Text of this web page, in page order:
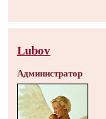
Lubov
Администратор